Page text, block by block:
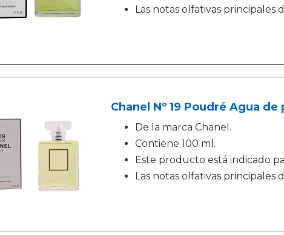
Las notas olfativas
Chanel Nº 19 Poudré Agua
De la marca Chanel.
Contiene 100 ml.
Este producto está indicado
Las notas olfativas